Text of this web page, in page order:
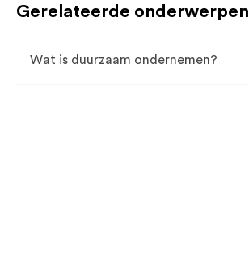
Gerelateerde onderwerpen
Wat is duurzaam ondernemen?